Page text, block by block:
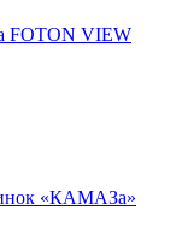
FOTON VIEW
«КАМАЗа»